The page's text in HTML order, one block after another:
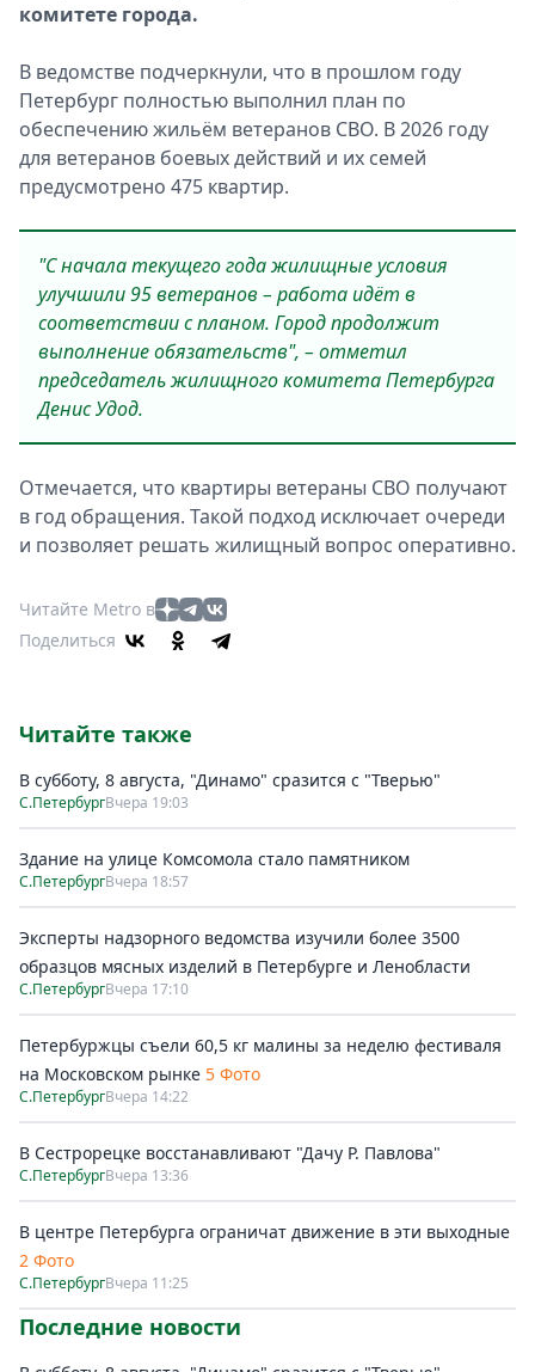
комитете города.
В ведомстве подчеркнули, что в прошлом году
Петербург полностью выполнил план по
обеспечению жильём ветеранов СВО. В 2026 году
для ветеранов боевых действий и их семей
предусмотрено 475 квартир.
"С начала текущего года жилищные условия
улучшили 95 ветеранов – работа идёт в
соответствии с планом. Город продолжит
выполнение обязательств", – отметил
председатель жилищного комитета Петербурга
Денис Удод.
Отмечается, что квартиры ветераны СВО получают
в год обращения. Такой подход исключает очереди
и позволяет решать жилищный вопрос оперативно.
Читайте Metro в
Поделиться
Читайте также
В субботу, 8 августа, "Динамо" сразится с "Тверью"
С.ПетербургВчера 19:03
Здание на улице Комсомола стало памятником
С.ПетербургВчера 18:57
Эксперты надзорного ведомства изучили более 3500
образцов мясных изделий в Петербурге и Ленобласти
С.ПетербургВчера 17:10
Петербуржцы съели 60,5 кг малины за неделю фестиваля
на Московском рынке 5 Фото
С.ПетербургВчера 14:22
В Сестрорецке восстанавливают "Дачу Р. Павлова"
С.ПетербургВчера 13:36
В центре Петербурга ограничат движение в эти выходные
2 Фото
С.ПетербургВчера 11:25
Последние новости